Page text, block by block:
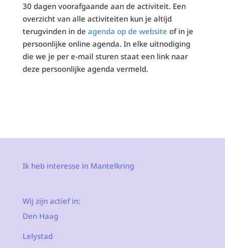
30 dagen voorafgaande aan de activiteit. Een
overzicht van alle activiteiten kun je altijd
terugvinden in de agenda op de website of in je
persoonlijke online agenda. In elke uitnodiging
die we je per e-mail sturen staat een link naar
deze persoonlijke agenda vermeld.
Ik heb interesse in Mantelkring
Wij zijn actief in:
Den Haag
Lelystad